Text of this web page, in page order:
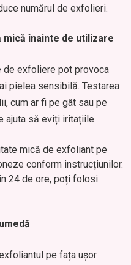
numărul de exfolieri.
înainte de utilizare
de exfoliere pot provoca
pielea sensibilă. Testarea
cum ar fi pe gât sau pe
ajuta să eviți iritațiile.
mică de exfoliant pe
conform instrucțiunilor.
24 de ore, poți folosi
pe fața ușor